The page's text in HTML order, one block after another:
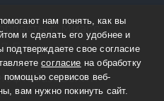
г. Миасс,
Б
нам понять, как вы
и сделать его удобнее и
свое согласие
согласие на обработку
помощью сервисов веб-
вам нужно покинуть сайт.